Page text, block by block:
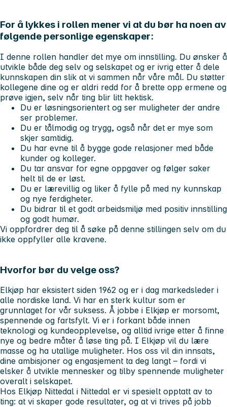
For å lykkes i rollen mener vi at du bør ha noen av
følgende personlige egenskaper:
I denne rollen handler det mye om innstilling. Du ønsker å
utvikle både deg selv og selskapet og er ivrig etter å dele
kunnskapen din slik at vi sammen når våre mål. Du støtter
kollegene dine og er aldri redd for å brette opp ermene og
prøve igjen, selv når ting blir litt hektisk.
Du er løsningsorientert og ser muligheter der andre
ser problemer.
Du er tålmodig og trygg, også når det er mye som
skjer samtidig.
Du har evne til å bygge gode relasjoner med både
kunder og kolleger.
Du tar ansvar for egne oppgaver og følger saker
helt til de er løst.
Du er lærevillig og liker å fylle på med ny kunnskap
og nye ferdigheter.
Du bidrar til et godt arbeidsmiljø med positiv innstilling
og godt humør.
Vi oppfordrer deg til å søke på denne stillingen selv om du
ikke oppfyller alle kravene.
Hvorfor bør du velge oss?
Elkjøp har eksistert siden 1962 og er i dag markedsleder i
alle nordiske land. Vi har en sterk kultur som er
grunnlaget for vår suksess. Å jobbe i Elkjøp er morsomt,
spennende og fartsfylt. Vi er i forkant både innen
teknologi og kundeopplevelse, og alltid ivrige etter å finne
nye og bedre måter å løse ting på. I Elkjøp vil du lære
masse og ha utallige muligheter. Hos oss vil din innsats,
dine ambisjoner og engasjement ta deg langt – fordi vi
elsker å utvikle mennesker og tilby spennende muligheter
overalt i selskapet.
Hos Elkjøp Nittedal i Nittedal er vi spesielt opptatt av to
ting: at vi skaper gode resultater, og at vi trives på jobb